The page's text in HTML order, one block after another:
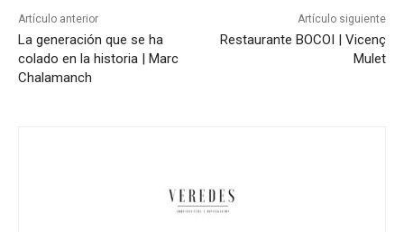
Artículo anterior
La generación que se ha
colado en la historia | Marc
Chalamanch
Artículo siguiente
Restaurante BOCOI | Vicenç
Mulet